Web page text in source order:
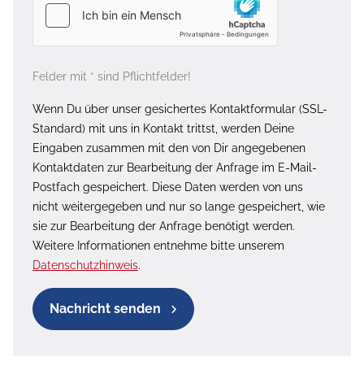
Felder mit * sind Pflichtfelder!
Wenn Du über unser gesichertes Kontaktformular (SSL-
Standard) mit uns in Kontakt trittst, werden Deine
Eingaben zusammen mit den von Dir angegebenen
Kontaktdaten zur Bearbeitung der Anfrage im E-Mail-
Postfach gespeichert. Diese Daten werden von uns
nicht weitergegeben und nur so lange gespeichert, wie
sie zur Bearbeitung der Anfrage benötigt werden.
Weitere Informationen entnehme bitte unserem
Datenschutzhinweis.
Nachricht senden